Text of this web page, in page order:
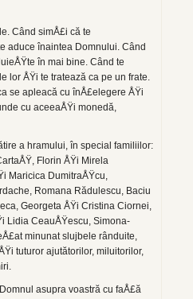
Când simÅ£i că te
aduce înaintea Domnului. Când
în mai bine. Când te
lor ÅŸi te tratează ca pe un frate.
se apleacă cu înÅ£elegere ÅŸi
cu aceeaÅŸi monedă,
a hramului, în special familiilor:
Florin ÅŸi Mirela
Maricica DumitraÅŸcu,
Romana Rădulescu, Baciu
Georgeta ÅŸi Cristina Ciornei,
Lidia CeauÅŸescu, Simona-
minunat slujbele rânduite,
tuturor ajutătorilor, miluitorilor,
asupra voastră cu faÅ£ă